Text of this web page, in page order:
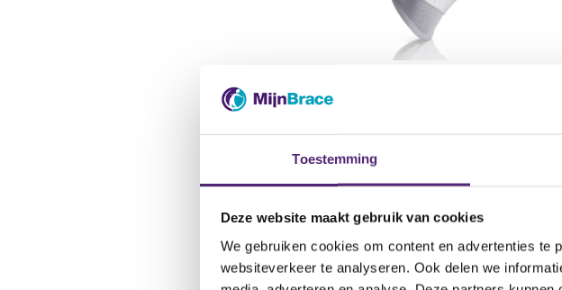
Toestemming
Deze website maakt gebruik van cookies
We gebruiken cookies om content en advertenties te
websiteverkeer te analyseren. Ook delen we